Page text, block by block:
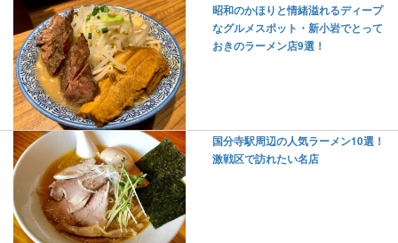
昭和のかほりと情緒溢れるディープ
なグルメスポット・新小岩でとって
おきのラーメン店9選！
国分寺駅周辺の人気ラーメン10選！
激戦区で訪れたい名店